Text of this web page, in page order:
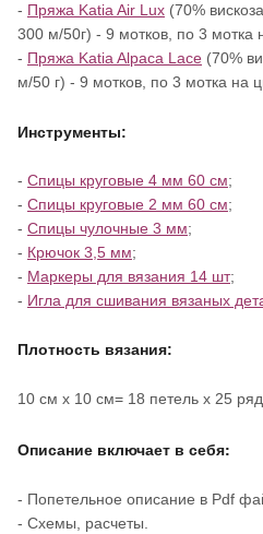
- Пряжа Katia Air Lux (70%
300 м/50г) - 9 мотков, по 3 мотка
- Пряжа Katia Alpaca Lace (70%
м/50 г) - 9 мотков, по 3 мотка на
Инструменты:
- Спицы круговые 4 мм 60 см;
- Спицы круговые 2 мм 60 см;
- Спицы чулочные 3 мм;
- Крючок 3,5 мм;
- Маркеры для вязания 14 шт;
- Игла для сшивания вязаных
Плотность вязания:
10 см х 10 см= 18 петель х 25
Описание включает в себя:
- Попетельное описание в Pdf
- Схемы, расчеты.